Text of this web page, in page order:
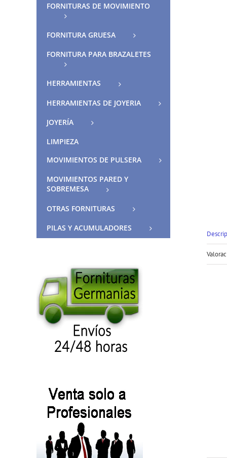
FORNITURAS DE MOVIMIENTO
FORNITURA GRUESA
FORNITURA PARA BRAZALETES
HERRAMIENTAS
HERRAMIENTAS DE JOYERIA
JOYERÍA
LIMPIEZA
MOVIMIENTOS DE PULSERA
MOVIMIENTOS PARED Y
SOBREMESA
OTRAS FORNITURAS
PILAS Y ACUMULADORES